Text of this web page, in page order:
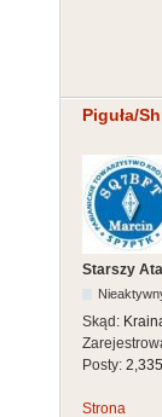
Piguła/
Starszy
Skąd:
Posty: 2,335
Strona